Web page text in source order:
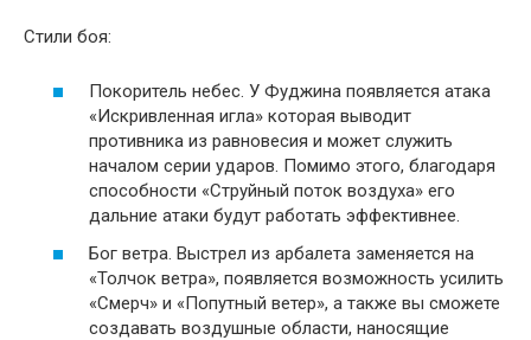
Стили боя:
Покоритель небес. У Фуджина появляется атака
«Искривленная игла» которая выводит
противника из равновесия и может служить
началом серии ударов. Помимо этого, благодаря
способности «Струйный поток воздуха» его
дальние атаки будут работать эффективнее.
Бог ветра. Выстрел из арбалета заменяется на
«Толчок ветра», появляется возможность усилить
«Смерч» и «Попутный ветер», а также вы сможете
создавать воздушные области, наносящие